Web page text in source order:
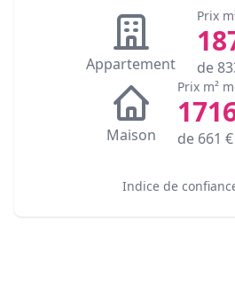
Appartement
Prix
de
Maison
Prix m²
de 661
Indice de